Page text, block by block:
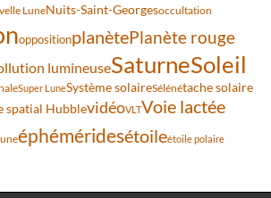
LuneNuits-Saint-Georgesoccultation
oppositionplanètePlanète rouge
lumineuseSaturneSoleil
Super LuneSystème solaireSélénétache solaire
spatial HubblevidéoVLTVoie lactée
éphéméridesétoileétoile polaire